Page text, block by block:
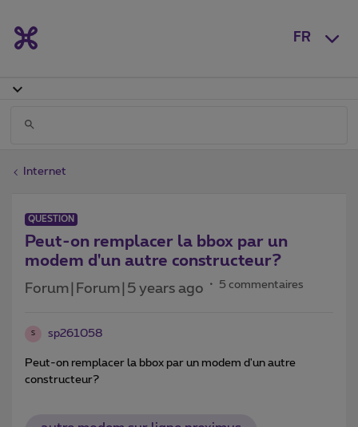
FR
Internet
QUESTION
Peut-on remplacer la bbox par un
modem d'un autre constructeur?
Forum|Forum|5 years ago 5 commentaires
S sp261058
Peut-on remplacer la bbox par un modem d'un autre
constructeur?